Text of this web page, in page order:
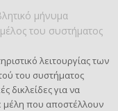
μήνυμα
του συστήματος
λειτουργίας των
του συστήματος
δικλείδες για να
που αποστέλλουν